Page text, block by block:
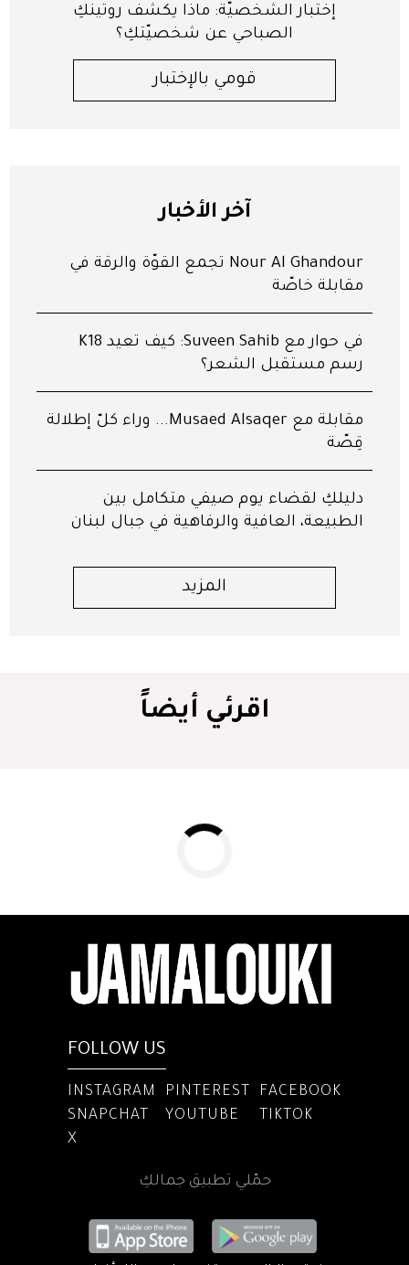
إختبار الشخصيّة: ماذا يكشف روتينكِ
الصباحي عن شخصيّتكِ؟
قومي بالإختبار
آخر الأخبار
Nour Al Ghandour تجمع القوّة والرقّة في
مقابلة خاصّة
في حوار مع Suveen Sahib: كيف تعيد K18
رسم مستقبل الشعر؟
مقابلة مع Musaed Alsaqer... وراء كلّ إطلالة
قِصّة
دليلكِ لقضاء يوم صيفي متكامل بين
الطبيعة، العافية والرفاهية في جبال لبنان
المزيد
اقرئي أيضاً
FOLLOW US
INSTAGRAM PINTEREST
FACEBOOK
SNAPCHAT
YOUTUBE
TIKTOK
X
حمّلي تطبيق جمالكِ